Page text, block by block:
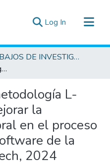
Log In (current)
TRABAJOS DE INVESTIGACIÓN
Aplicación de la metodología L-Scrumban para mejorar la productividad laboral en el proceso de desarrollo de software de la empresa Master Tech, 2024
L-
la
en el proceso
de la
2024